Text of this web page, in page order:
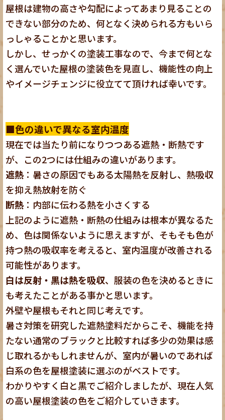
屋根は建物の高さや勾配によってあまり見ることの
できない部分のため、何となく決められる方もいら
っしゃることかと思います。
しかし、せっかくの塗装工事なので、今まで何とな
く選んでいた屋根の塗装色を見直し、機能性の向上
やイメージチェンジに役立てて頂ければ幸いです。
■色の違いで異なる室内温度
現在では当たり前になりつつある遮熱・断熱です
が、この2つには仕組みの違いがあります。
遮熱 ：暑さの原因でもある太陽熱を反射し、熱吸収
を抑え熱放射を防ぐ
断熱 ：内部に伝わる熱を小さくする
上記のように遮熱・断熱の仕組みは根本が異なるた
め、色は関係ないように思えますが、そもそも色が
持つ熱の吸収率を考えると、室内温度が改善される
可能性があります。
白は反射・黒は熱を吸収、服装の色を決めるときに
も考えたことがある事かと思います。
外壁や屋根もそれと同じ考えです。
暑さ対策を研究した遮熱塗料だからこそ、機能を持
たない通常のブラックと比較すれば多少の効果は感
じ取れるかもしれませんが、室内が暑いのであれば
白系の色を屋根塗装に選ぶのがベストです。
わかりやすく白と黒でご紹介しましたが、現在人気
の高い屋根塗装の色をご紹介していきます。